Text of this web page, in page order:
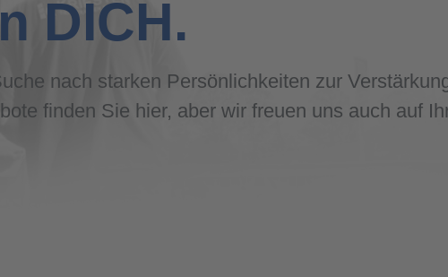
DICH.
nach starken Persönlichkeiten zur
finden Sie hier, aber wir freuen uns auch auf